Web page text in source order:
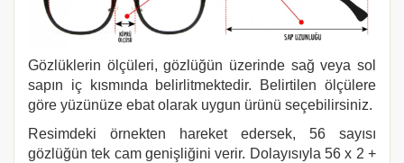
Gözlüklerin ölçüleri, gözlüğün üzerinde sağ veya sol
sapın iç kısmında belirlitmektedir. Belirtilen ölçülere
göre yüzünüze ebat olarak uygun ürünü seçebilirsiniz.
Resimdeki örnekten hareket edersek, 56 sayısı
gözlüğün tek cam genişliğini verir. Dolayısıyla 56 x 2 +